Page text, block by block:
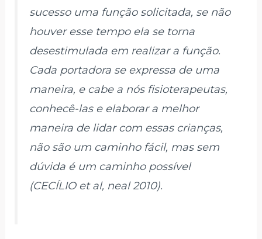
sucesso uma função solicitada, se não
houver esse tempo ela se torna
desestimulada em realizar a função.
Cada portadora se expressa de uma
maneira, e cabe a nós fisioterapeutas,
conhecê-las e elaborar a melhor
maneira de lidar com essas crianças,
não são um caminho fácil, mas sem
dúvida é um caminho possível
(CECÍLIO et al, neal 2010).